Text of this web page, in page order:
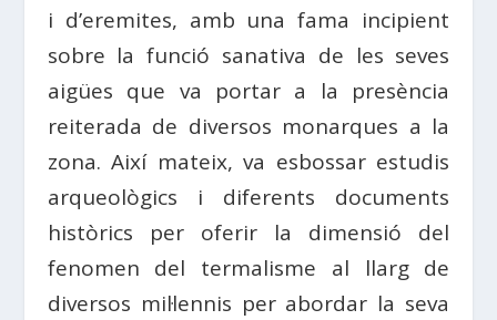
i d’eremites, amb una fama incipient
sobre la funció sanativa de les seves
aigües que va portar a la presència
reiterada de diversos monarques a la
zona. Així mateix, va esbossar estudis
arqueològics i diferents documents
històrics per oferir la dimensió del
fenomen del termalisme al llarg de
diversos mil·lennis per abordar la seva